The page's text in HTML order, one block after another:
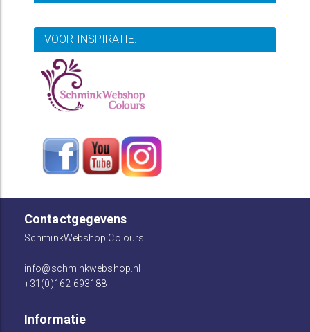
VOOR INSPIRATIE:
Contactgegevens
SchminkWebshop Colours
info@schminkwebshop.nl
+31(0)162-693188
Informatie